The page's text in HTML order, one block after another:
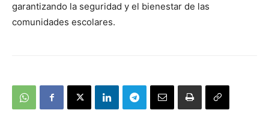
garantizando la seguridad y el bienestar de las
comunidades escolares.